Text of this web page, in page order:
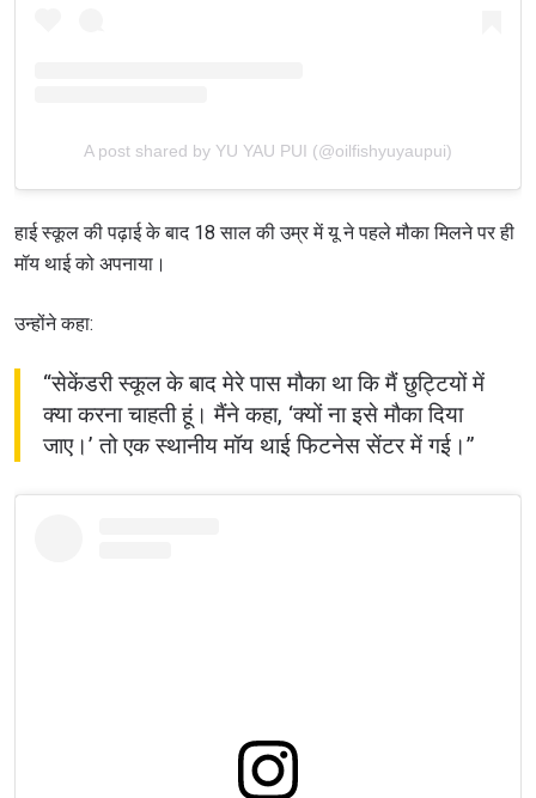
A post shared by YU YAU PUI (@oilfishyuyaupui)
हाई स्कूल की पढ़ाई के बाद 18 साल की उम्र में यू ने पहले मौका मिलने पर ही
मॉय थाई को अपनाया।
उन्होंने कहा:
“सेकेंडरी स्कूल के बाद मेरे पास मौका था कि मैं छुट्टियों में
क्या करना चाहती हूं। मैंने कहा, ‘क्यों ना इसे मौका दिया
जाए।’ तो एक स्थानीय मॉय थाई फिटनेस सेंटर में गई।”